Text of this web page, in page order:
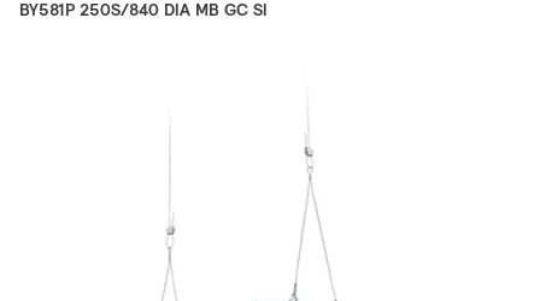
BY581P 250S/840 DIA MB GC SI